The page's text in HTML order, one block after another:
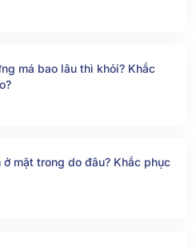
má bao lâu thì khỏi? Khắc
ở mặt trong do đâu? Khắc phục